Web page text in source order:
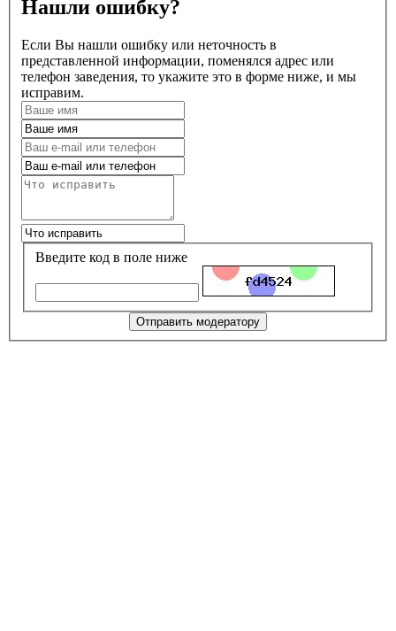
Нашли ошибку?
Если Вы нашли ошибку или неточность в
представленной информации, поменялся адрес или
телефон заведения, то укажите это в форме ниже, и мы
исправим.
Введите код в поле ниже
Отправить модератору